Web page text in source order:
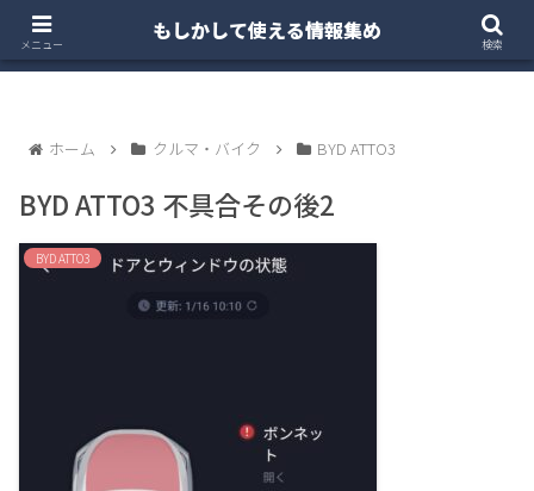
ホーム 注文住宅
ホーム クルマ・バイク BYD ATTO3
BYD ATTO3 不具合その後2
BYD ATTO3
メニュー
もしかして使える情報集め
検索